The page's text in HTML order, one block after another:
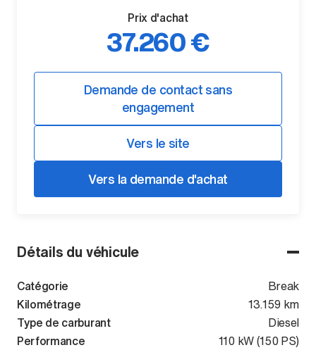
Détails du véhicule
Catégorie
Break
Kilométrage
13.159 km
Type de carburant
Diesel
Performance
110 kW (150 PS)
Prix d'achat
37.260 €
Demande de contact sans
engagement
Vers le site
Vers la demande d'achat